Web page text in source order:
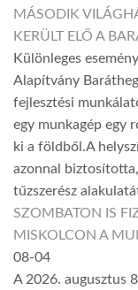
MÁSODIK
KERÜLT ELŐ A
Különleges
Alapítvány
fejlesztési
egy munkagép egy
ki a földből.A
azonnal
tűzszerész
SZOMBATON IS
MISKOLCON A
08-04
A 2026. augusztus